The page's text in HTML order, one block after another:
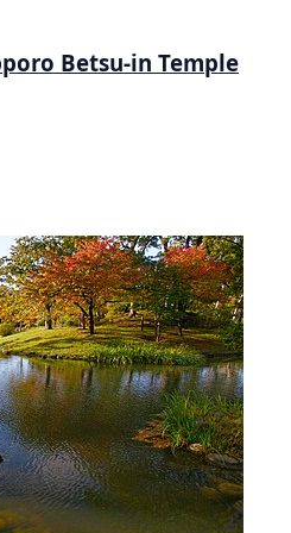
Betsu-in Temple